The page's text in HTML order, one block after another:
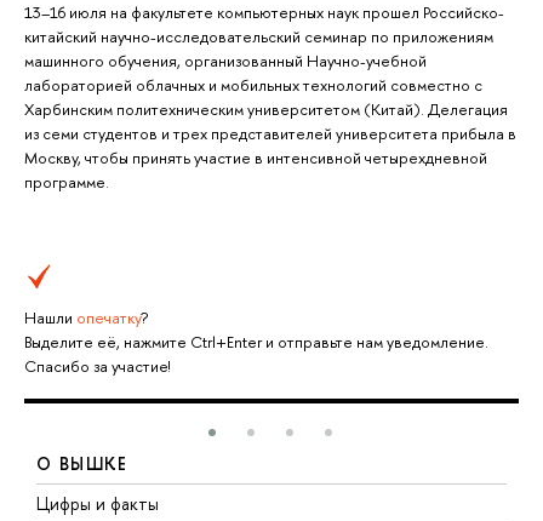
13–16 июля на факультете компьютерных наук прошел Российско-
китайский научно-исследовательский семинар по приложениям
машинного обучения, организованный Научно-учебной
лабораторией облачных и мобильных технологий совместно с
Харбинским политехническим университетом (Китай). Делегация
из семи студентов и трех представителей университета прибыла в
Москву, чтобы принять участие в интенсивной четырехдневной
программе.
Нашли опечатку?
Выделите её, нажмите Ctrl+Enter и отправьте нам уведомление.
Спасибо за участие!
О ВЫШКЕ
Цифры и факты